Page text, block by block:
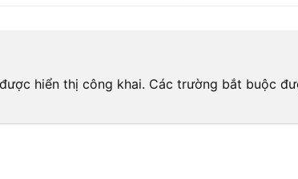
hiển thị công khai. Các trường bắt buộc